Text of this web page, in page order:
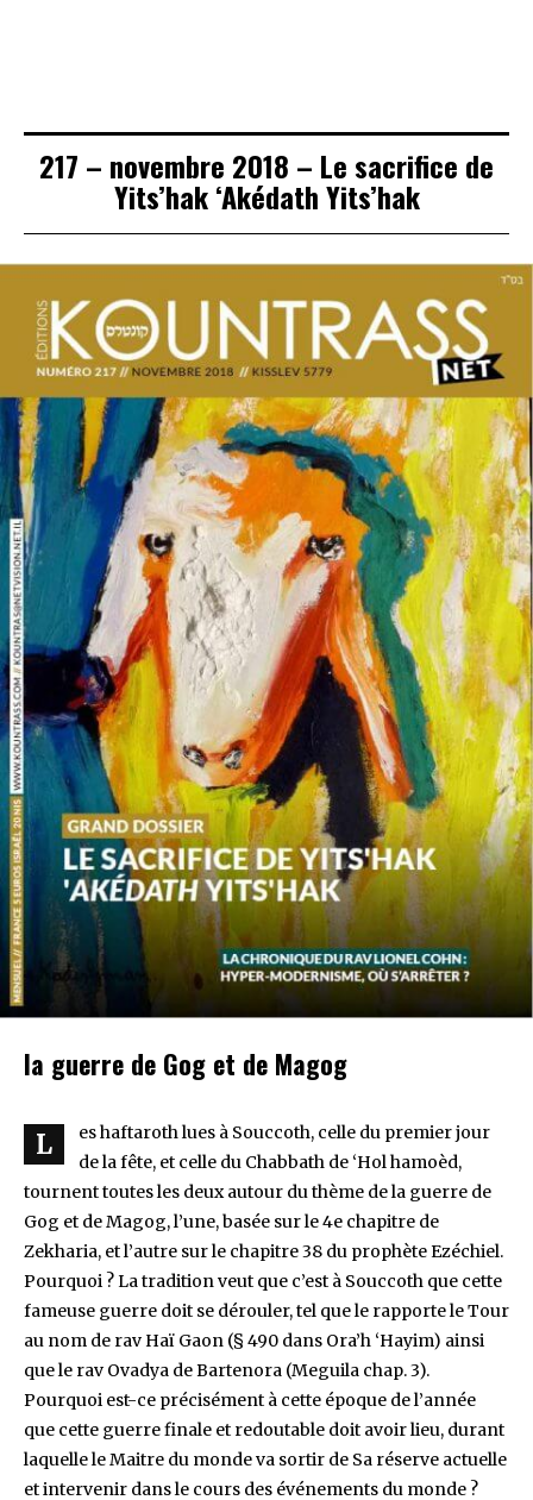
217 – novembre 2018 – Le sacrifice de
Yits’hak ‘Akédath Yits’hak
la guerre de Gog et de Magog
L
es haftaroth lues à Souccoth, celle du premier jour
de la fête, et celle du Chabbath de ‘Hol hamoèd,
tournent toutes les deux autour du thème de la guerre de
Gog et de Magog, l’une, basée sur le 4e chapitre de
Zekharia, et l’autre sur le chapitre 38 du prophète Ezéchiel.
Pourquoi ? La tradition veut que c’est à Souccoth que cette
fameuse guerre doit se dérouler, tel que le rapporte le Tour
au nom de rav Haï Gaon (§ 490 dans Ora’h ‘Hayim) ainsi
que le rav Ovadya de Bartenora (Meguila chap. 3).
Pourquoi est-ce précisément à cette époque de l’année
que cette guerre finale et redoutable doit avoir lieu, durant
laquelle le Maitre du monde va sortir de Sa réserve actuelle
et intervenir dans le cours des événements du monde ?